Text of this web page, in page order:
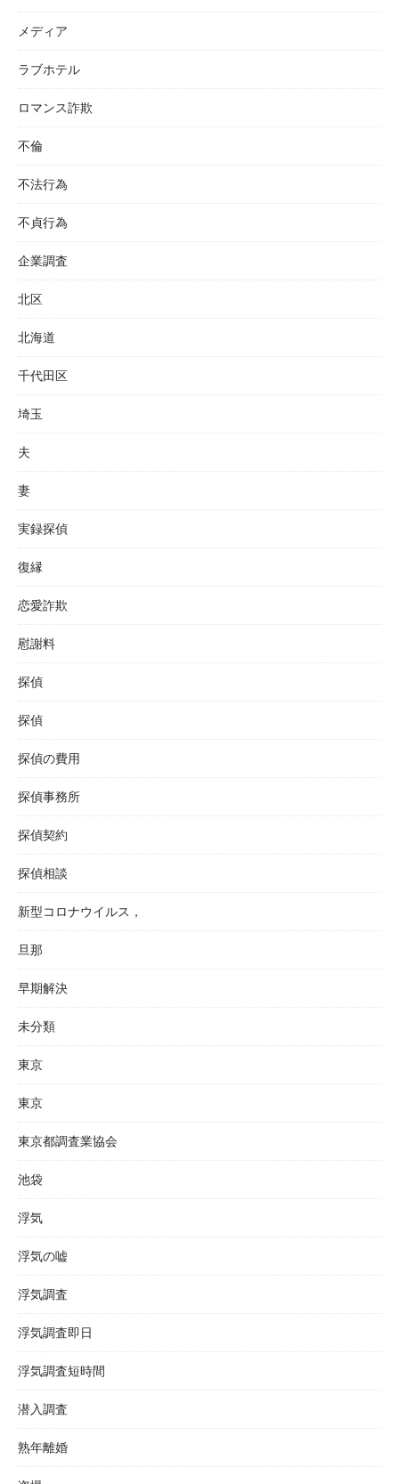
メディア
ラブホテル
ロマンス詐欺
不倫
不法行為
不貞行為
企業調査
北区
北海道
千代田区
埼玉
夫
妻
実録探偵
復縁
恋愛詐欺
慰謝料
探偵
探偵
探偵の費用
探偵事務所
探偵契約
探偵相談
新型コロナウイルス，
旦那
早期解決
未分類
東京
東京
東京都調査業協会
池袋
浮気
浮気の嘘
浮気調査
浮気調査即日
浮気調査短時間
潜入調査
熟年離婚